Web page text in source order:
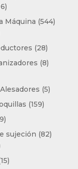
16
productos
Máquina 544544
productos
2828
productos
88
55
159159
9
productos
sujeción 8282
1515